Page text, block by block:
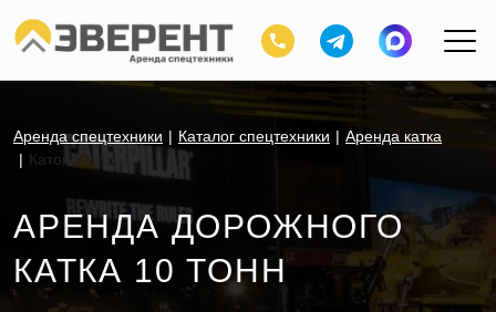
Аренда спецтехники Каталог спецтехники
Аренда катка
Каток 10 тонн
АРЕНДА ДОРОЖНОГО
КАТКА 10 ТОНН